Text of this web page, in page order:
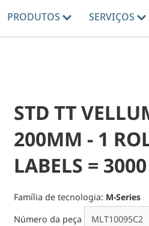
PRODUTOS SERVIÇOS
STD TT
200MM - 1
LABELS =
Família de tecnologia: M-Series
Número da peça